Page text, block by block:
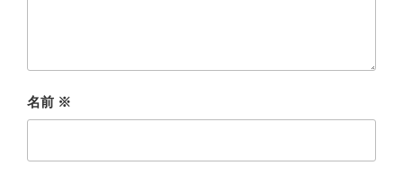
名前 ※